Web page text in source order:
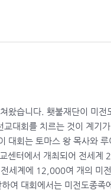
습니다. 횃불재단이 미전
회를 치르는 것이 계기
대회는 토마스 왕 목사와
센터에서 개최되어 전세계
세계에 12,000여 개의 미
여 대회에서는 미전도종족